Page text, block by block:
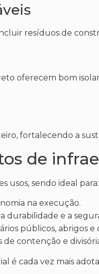
resíduos de
oferecem bom
fortalecendo a
de
usos, sendo ideal para:
na execução.
durabilidade e a
públicos, abrigos
de contenção e
é cada vez mais